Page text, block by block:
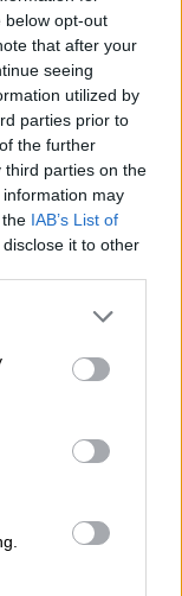
below opt-out
that after your
seeing
utilized by
parties prior to
the further
third parties on the
information may
IAB’s List of
it to other
or more Google
You may click to
party tags to
in below Google
«51η
20 χρόνια
πτυχή του
στο